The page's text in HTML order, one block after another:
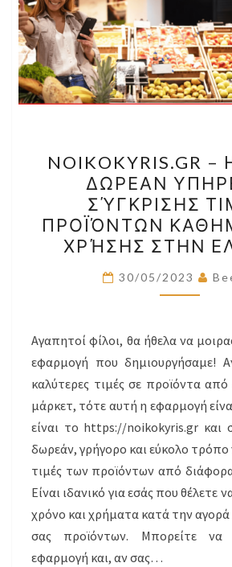
–
Η
ΠΡΏΤΗ
ΤΙΜΏΝ
ΣΤΗΝ
NOIKOKYRIS.GR
ΔΩΡΕΑΝ
ΣΎΓΚΡΙΣΗΣ
ΠΡΟΪΌΝΤΩΝ
ΧΡΉΣΗΣ ΣΤΗΝ
30/05/2023
Αγαπητοί φίλοι, θα ήθελα να
εφαρμογή που δημιουργήσαμε!
καλύτερες τιμές σε προϊόντα
μάρκετ, τότε αυτή η εφαρμογή
είναι το https://noikokyris.gr και
δωρεάν, γρήγορο και εύκολο τρόπο
τιμές των προϊόντων από
Είναι ιδανικό για εσάς που θέλετε
χρόνο και χρήματα κατά την
σας προϊόντων. Μπορείτε να
εφαρμογή και, αν σας…